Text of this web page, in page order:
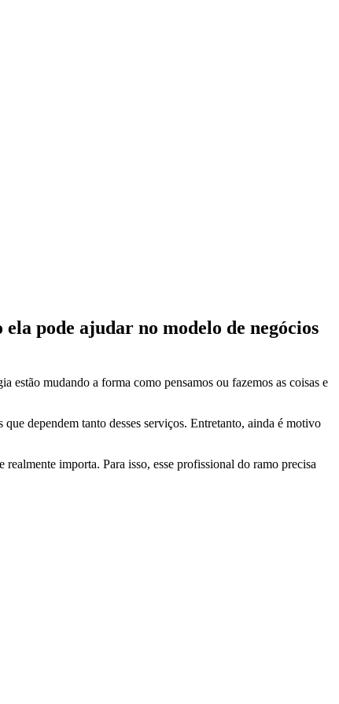
pode ajudar no modelo de negócios
estão mudando a forma como pensamos ou fazemos as coisas e
dependem tanto desses serviços. Entretanto, ainda é motivo
importa. Para isso, esse profissional do ramo precisa